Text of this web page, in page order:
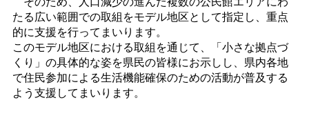
たる広い範囲での取組をモデル地区として指定し、重点
的に支援を行ってまいります。
このモデル地区における取組を通じて、「小さな拠点づ
くり」の具体的な姿を県民の皆様にお示しし、県内各地
で住民参加による生活機能確保のための活動が普及する
よう支援してまいります。